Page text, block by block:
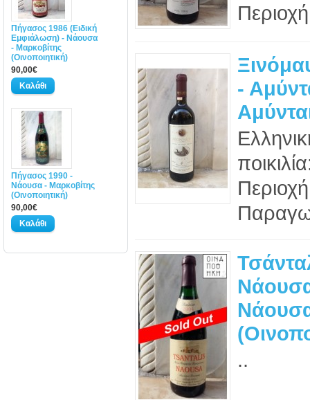
Πήγασος 1986 (Ειδική
Εμφιάλωση) - Νάουσα
- Μαρκοβίτης
(Οινοποιητική)
90,00€
Πήγασος 1990 -
Νάουσα - Μαρκοβίτης
(Οινοποιητική)
90,00€
-
..